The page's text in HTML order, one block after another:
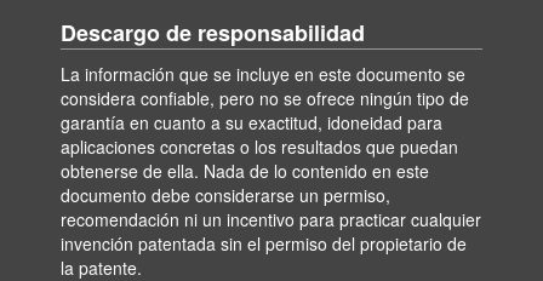
Descargo de responsabilidad
La información que se incluye en este documento se
considera confiable, pero no se ofrece ningún tipo de
garantía en cuanto a su exactitud, idoneidad para
aplicaciones concretas o los resultados que puedan
obtenerse de ella. Nada de lo contenido en este
documento debe considerarse un permiso,
recomendación ni un incentivo para practicar cualquier
invención patentada sin el permiso del propietario de
la patente.